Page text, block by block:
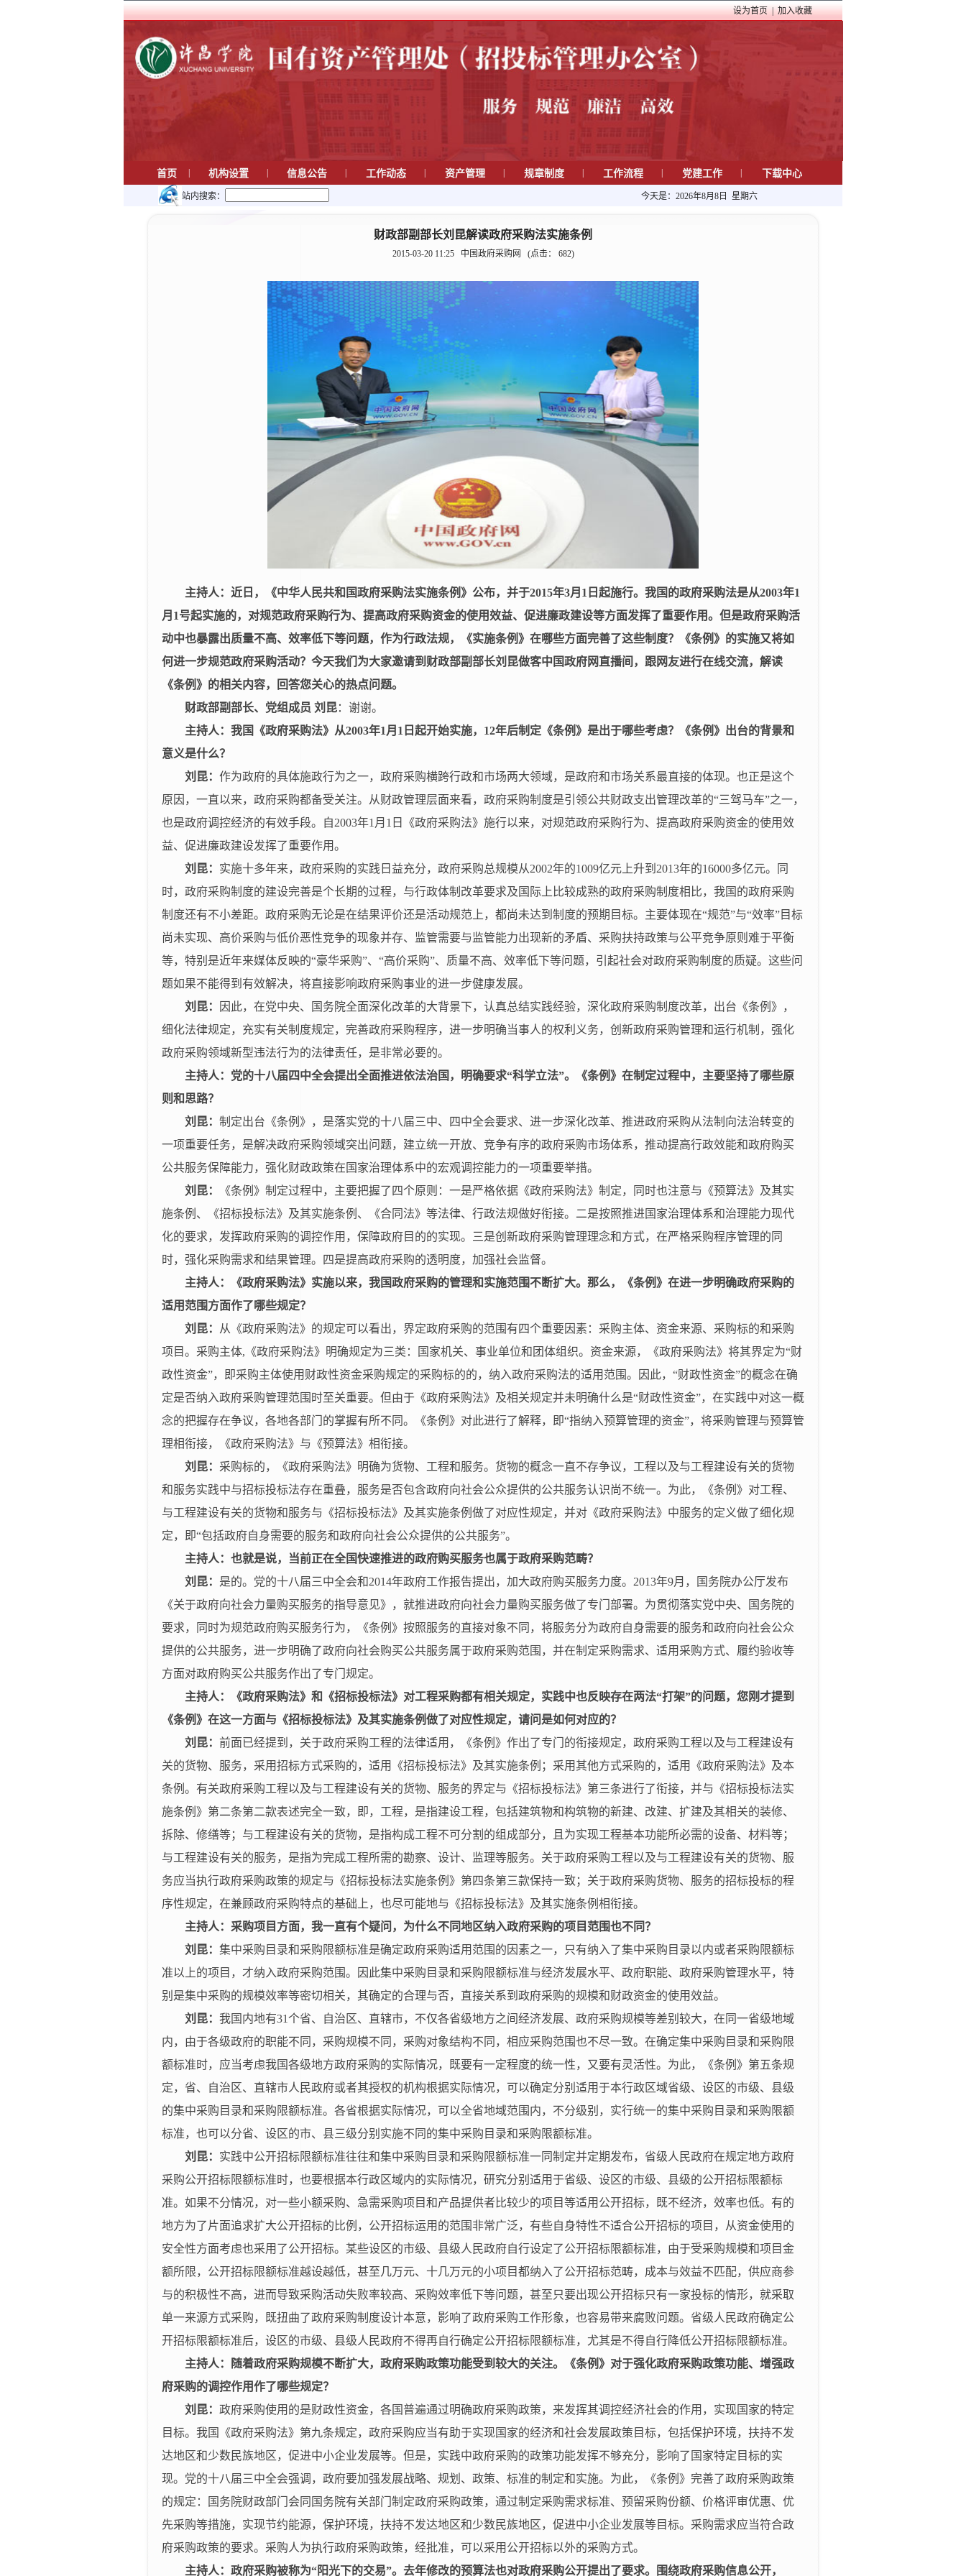
设为首页 加入收藏
首页 机构设置 信息公告 工作动态 资产管理 规章制度 工作流程 党建工作 下载中心
站内搜索： 今天是： 2026年8月8日 星期六
财政部副部长刘昆解读政府采购法实施条例
2015-03-20 11:25 中国政府采购网 (点击： 682)
主持人：近日，《中华人民共和国政府采购法实施条例》公布，并于2015年3月 1 日起施行。我国的政府采购法是从2003年1
月 1号起实施的，对规范政府采购行为、提高政府采购资金的使用效益、促进廉政建设等方面发挥了重要作用。但是政府采购活
动中也暴露出质量不高、效率低下等问题，作为行政法规，《实施条例》在哪些方面完善了这些制度？《条例》的实施又将如
何进一步规范政府采购活动？今天我们为大家邀请到财政部副部长刘昆做客中国政府网直播间，跟网友进行在线交流，解读
《条例》的相关内容，回答您关心的热点问题。
财政部副部长、党组成员 刘昆：谢谢。
主持人：我国《政府采购法》从2003年1 月 1 日起开始实施， 12年后制定《条例》是出于哪些考虑？《条例》出台的背景和
意义是什么？
刘昆： 作为政府的具体施政行为之一，政府采购横跨行政和市场两大领域，是政府和市场关系最直接的体现。也正是这个
原因，一直以来，政府采购都备受关注。从财政管理层面来看，政府采购制度是引领公共财政支出管理改革的“三驾马车”之一，
也是政府调控经济的有效手段。自2003年1 月 1 日《政府采购法》施行以来，对规范政府采购行为、提高政府采购资金的使用效
益、促进廉政建设发挥了重要作用。
刘昆： 实施十多年来，政府采购的实践日益充分，政府采购总规模从2002年的1009亿元上升到 2013年的16000多亿元。同
时，政府采购制度的建设完善是个长期的过程，与行政体制改革要求及国际上比较成熟的政府采购制度相比，我国的政府采购
制度还有不小差距。政府采购无论是在结果评价还是活动规范上，都尚未达到制度的预期目标。主要体现在“规范”与“效率”目标
尚未实现、高价采购与低价恶性竞争的现象并存、监管需要与监管能力出现新的矛盾、采购扶持政策与公平竞争原则难于平衡
等，特别是近年来媒体反映的“豪华采购”、“高价采购”、质量不高、效率低下等问题，引起社会对政府采购制度的质疑。这些问
题如果不能得到有效解决，将直接影响政府采购事业的进一步健康发展。
刘昆：
因此，在党中央、国务院全面深化改革的大背景下，认真总结实践经验，深化政府采购制度改革，出台《条例》，
细化法律规定，充实有关制度规定，完善政府采购程序，进一步明确当事人的权利义务，创新政府采购管理和运行机制，强化
政府采购领域新型违法行为的法律责任，是非常必要的。
主持人：党的十八届四中全会提出全面推进依法治国，明确要求“科学立法”。《条例》在制定过程中，主要坚持了哪些原
则和思路？
刘昆： 制定出台《条例》，是落实党的十八届三中、四中全会要求、进一步深化改革、推进政府采购从法制向法治转变的
一项重要任务，是解决政府采购领域突出问题，建立统一开放、竞争有序的政府采购市场体系，推动提高行政效能和政府购买
公共服务保障能力，强化财政政策在国家治理体系中的宏观调控能力的一项重要举措。
刘昆：
《条例》制定过程中，主要把握了四个原则：一是严格依据《政府采购法》制定，同时也注意与《预算法》及其实
施条例、《招标投标法》及其实施条例、《合同法》等法律、行政法规做好衔接。二是按照推进国家治理体系和治理能力现代
化的要求，发挥政府采购的调控作用，保障政府目的的实现。三是创新政府采购管理理念和方式，在严格采购程序管理的同
时，强化采购需求和结果管理。四是提高政府采购的透明度，加强社会监督。
主持人：《政府采购法》实施以来，我国政府采购的管理和实施范围不断扩大。那么，《条例》在进一步明确政府采购的
适用范围方面作了哪些规定？
刘昆：
从《政府采购法》的规定可以看出，界定政府采购的范围有四个重要因素：采购主体、资金来源、采购标的和采购
项目。采购主体, 《政府采购法》明确规定为三类：国家机关、事业单位和团体组织。资金来源，《政府采购法》将其界定为“财
政性资金”，即采购主体使用财政性资金采购规定的采购标的的，纳入政府采购法的适用范围。因此，“财政性资金”的概念在确
定是否纳入政府采购管理范围时至关重要。但由于《政府采购法》及相关规定并未明确什么是“财政性资金”，在实践中对这一概
念的把握存在争议，各地各部门的掌握有所不同。《条例》对此进行了解释，即“指纳入预算管理的资金”，将采购管理与预算管
理相衔接，《政府采购法》与《预算法》相衔接。
刘昆： 采购标的，《政府采购法》明确为货物、工程和服务。货物的概念一直不存争议，工程以及与工程建设有关的货物
和服务实践中与招标投标法存在重叠，服务是否包含政府向社会公众提供的公共服务认识尚不统一。为此，《条例》对工程、
与工程建设有关的货物和服务与《招标投标法》及其实施条例做了对应性规定，并对《政府采购法》中服务的定义做了细化规
定，即“包括政府自身需要的服务和政府向社会公众提供的公共服务”。
主持人：也就是说，当前正在全国快速推进的政府购买服务也属于政府采购范畴？
刘昆： 是的。党的十八届三中全会和2014年政府工作报告提出，加大政府购买服务力度。 2013年9月，国务院办公厅发布
《关于政府向社会力量购买服务的指导意见》，就推进政府向社会力量购买服务做了专门部署。为贯彻落实党中央、国务院的
要求，同时为规范政府购买服务行为，《条例》按照服务的直接对象不同，将服务分为政府自身需要的服务和政府向社会公众
提供的公共服务，进一步明确了政府向社会购买公共服务属于政府采购范围，并在制定采购需求、适用采购方式、履约验收等
方面对政府购买公共服务作出了专门规定。
主持人：《政府采购法》和《招标投标法》对工程采购都有相关规定，实践中也反映存在两法“打架”的问题，您刚才提到
《条例》在这一方面与《招标投标法》及其实施条例做了对应性规定，请问是如何对应的？
刘昆： 前面已经提到，关于政府采购工程的法律适用，《条例》作出了专门的衔接规定，政府采购工程以及与工程建设有
关的货物、服务，采用招标方式采购的，适用《招标投标法》及其实施条例；采用其他方式采购的，适用《政府采购法》及本
条例。有关政府采购工程以及与工程建设有关的货物、服务的界定与《招标投标法》第三条进行了衔接，并与《招标投标法实
施条例》第二条第二款表述完全一致，即，工程，是指建设工程，包括建筑物和构筑物的新建、改建、扩建及其相关的装修、
拆除、修缮等；与工程建设有关的货物，是指构成工程不可分割的组成部分，且为实现工程基本功能所必需的设备、材料等；
与工程建设有关的服务，是指为完成工程所需的勘察、设计、监理等服务。关于政府采购工程以及与工程建设有关的货物、服
务应当执行政府采购政策的规定与《招标投标法实施条例》第四条第三款保持一致；关于政府采购货物、服务的招标投标的程
序性规定，在兼顾政府采购特点的基础上，也尽可能地与《招标投标法》及其实施条例相衔接。
主持人：采购项目方面，我一直有个疑问，为什么不同地区纳入政府采购的项目范围也不同？
刘昆： 集中采购目录和采购限额标准是确定政府采购适用范围的因素之一，只有纳入了集中采购目录以内或者采购限额标
准以上的项目，才纳入政府采购范围。因此集中采购目录和采购限额标准与经济发展水平、政府职能、政府采购管理水平，特
别是集中采购的规模效率等密切相关，其确定的合理与否，直接关系到政府采购的规模和财政资金的使用效益。
刘昆： 我国内地有31个省、自治区、直辖市，不仅各省级地方之间经济发展、政府采购规模等差别较大，在同一省级地域
内，由于各级政府的职能不同，采购规模不同，采购对象结构不同，相应采购范围也不尽一致。在确定集中采购目录和采购限
额标准时，应当考虑我国各级地方政府采购的实际情况，既要有一定程度的统一性，又要有灵活性。为此，《条例》第五条规
定，省、自治区、直辖市人民政府或者其授权的机构根据实际情况，可以确定分别适用于本行政区域省级、设区的市级、县级
的集中采购目录和采购限额标准。各省根据实际情况，可以全省地域范围内，不分级别，实行统一的集中采购目录和采购限额
标准，也可以分省、设区的市、县三级分别实施不同的集中采购目录和采购限额标准。
刘昆： 实践中公开招标限额标准往往和集中采购目录和采购限额标准一同制定并定期发布，省级人民政府在规定地方政府
采购公开招标限额标准时，也要根据本行政区域内的实际情况，研究分别适用于省级、设区的市级、县级的公开招标限额标
准。如果不分情况，对一些小额采购、急需采购项目和产品提供者比较少的项目等适用公开招标，既不经济，效率也低。有的
地方为了片面追求扩大公开招标的比例，公开招标运用的范围非常广泛，有些自身特性不适合公开招标的项目，从资金使用的
安全性方面考虑也采用了公开招标。某些设区的市级、县级人民政府自行设定了公开招标限额标准，由于受采购规模和项目金
额所限，公开招标限额标准越设越低，甚至几万元、十几万元的小项目都纳入了公开招标范畴，成本与效益不匹配，供应商参
与的积极性不高，进而导致采购活动失败率较高、采购效率低下等问题，甚至只要出现公开招标只有一家投标的情形，就采取
单一来源方式采购，既扭曲了政府采购制度设计本意，影响了政府采购工作形象，也容易带来腐败问题。省级人民政府确定公
开招标限额标准后，设区的市级、县级人民政府不得再自行确定公开招标限额标准，尤其是不得自行降低公开招标限额标准。
主持人：随着政府采购规模不断扩大，政府采购政策功能受到较大的关注。《条例》对于强化政府采购政策功能、增强政
府采购的调控作用作了哪些规定？
刘昆： 政府采购使用的是财政性资金，各国普遍通过明确政府采购政策，来发挥其调控经济社会的作用，实现国家的特定
目标。我国《政府采购法》第九条规定，政府采购应当有助于实现国家的经济和社会发展政策目标，包括保护环境，扶持不发
达地区和少数民族地区，促进中小企业发展等。但是，实践中政府采购的政策功能发挥不够充分，影响了国家特定目标的实
现。党的十八届三中全会强调，政府要加强发展战略、规划、政策、标准的制定和实施。为此，《条例》完善了政府采购政策
的规定：国务院财政部门会同国务院有关部门制定政府采购政策，通过制定采购需求标准、预留采购份额、价格评审优惠、优
先采购等措施，实现节约能源，保护环境，扶持不发达地区和少数民族地区，促进中小企业发展等目标。采购需求应当符合政
府采购政策的要求。采购人为执行政府采购政策，经批准，可以采用公开招标以外的采购方式。
主持人：政府采购被称为“阳光下的交易”。去年修改的预算法也对政府采购公开提出了要求。围绕政府采购信息公开，